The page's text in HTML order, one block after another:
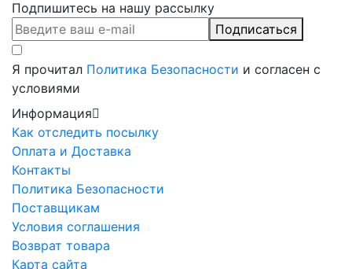
Подпишитесь на нашу рассылку
Подписаться
Я прочитал Политика Безопасности и согласен с
условиями
Информация
Как отследить посылку
Оплата и Доставка
Контакты
Политика Безопасности
Поставщикам
Условия соглашения
Возврат товара
Карта сайта